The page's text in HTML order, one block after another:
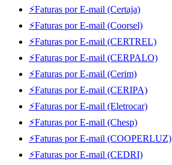
⚡Faturas por E-mail (Certaja)
⚡Faturas por E-mail (Coorsel)
⚡Faturas por E-mail (CERTREL)
⚡Faturas por E-mail (CERPALO)
⚡Faturas por E-mail (Cerim)
⚡Faturas por E-mail (CERIPA)
⚡Faturas por E-mail (Eletrocar)
⚡Faturas por E-mail (Chesp)
⚡Faturas por E-mail (COOPERLUZ)
⚡Faturas por E-mail (CEDRI)